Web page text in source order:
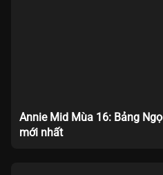
Annie Mid Mùa 16: Bảng
mới nhất